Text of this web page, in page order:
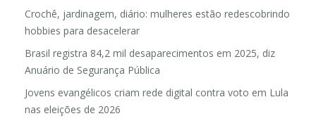
Crochê, jardinagem, diário: mulheres estão redescobrindo
hobbies para desacelerar
Brasil registra 84,2 mil desaparecimentos em 2025, diz
Anuário de Segurança Pública
Jovens evangélicos criam rede digital contra voto em Lula
nas eleições de 2026